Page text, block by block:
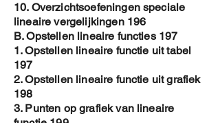
10. Overzichtsoefeningen speciale
lineaire vergelijkingen 196
B. Opstellen lineaire functies 197
1. Opstellen lineaire functie uit tabel
197
2. Opstellen lineaire functie uit grafiek
198
3. Punten op grafiek van lineaire